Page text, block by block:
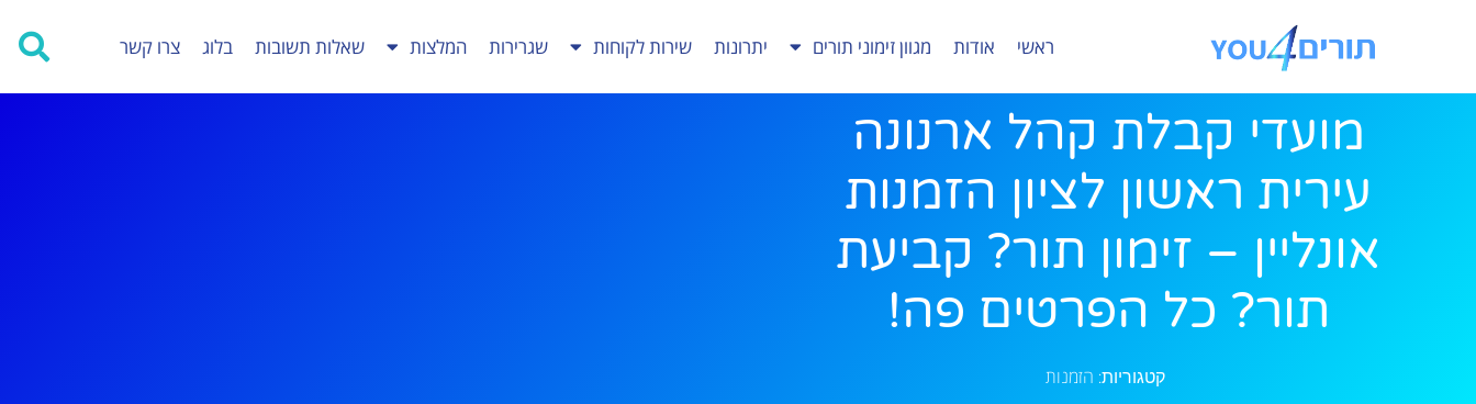
ראשי אודות מגוון זימוני תורים יתרונות שירות לקוחות שגרירות המלצות שאלות תשובות בלוג צרו קשר
מועדי קבלת קהל ארנונה
עירית ראשון לציון הזמנות
אונליין – זימון תור? קביעת
תור? כל הפרטים פה!
קטגוריות: הזמנות